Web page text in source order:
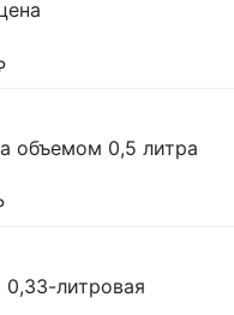
объемом 0,5 литра
литровая